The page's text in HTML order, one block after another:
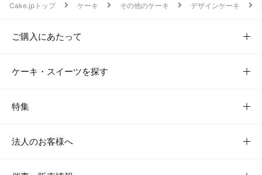
Cake.jpトップ ケーキ その他のケーキ デザインケーキ
ご購入にあたって
ケーキ・スイーツを探す
特集
法人のお客様へ